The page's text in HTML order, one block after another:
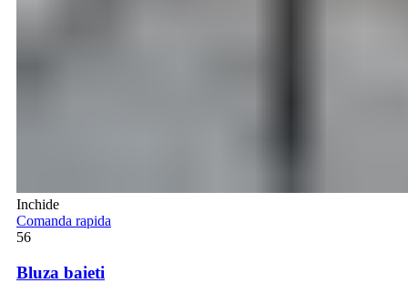
Inchide
Comanda rapida
56
Bluza baieti